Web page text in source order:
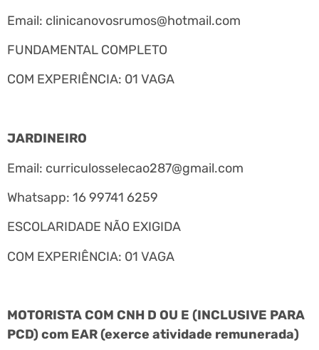
Email: clinicanovosrumos@hotmail.com
FUNDAMENTAL COMPLETO
COM EXPERIÊNCIA: 01 VAGA
JARDINEIRO
Email: curriculosselecao287@gmail.com
Whatsapp: 16 99741 6259
ESCOLARIDADE NÃO EXIGIDA
COM EXPERIÊNCIA: 01 VAGA
MOTORISTA COM CNH D OU E (INCLUSIVE PARA
PCD) com EAR (exerce atividade remunerada)